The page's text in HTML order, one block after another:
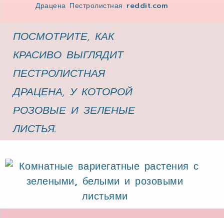
Драцена Пестролистная reddit.com
ПОСМОТРИТЕ, КАК
КРАСИВО ВЫГЛЯДИТ
ПЕСТРОЛИСТНАЯ
ДРАЦЕНА, У КОТОРОЙ
РОЗОВЫЕ И ЗЕЛЕНЫЕ
ЛИСТЬЯ.